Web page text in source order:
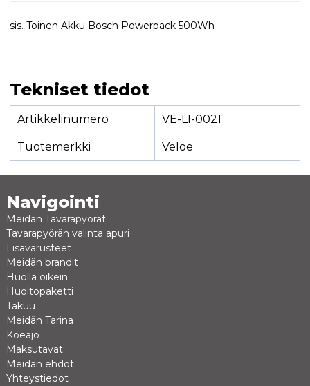
sis. Toinen Akku Bosch Powerpack 500Wh
Tekniset tiedot
Artikkelinumero VE-LI-0021
Tuotemerkki Veloe
Navigointi
Meidän Tavarapyörät
Tavarapyörän valinta apuri
Lisävarusteet
Meidän brandit
Huolla oikein
Huoltopaketti
Takuu
Meidän Tarina
Koeajo
Maksutavat
Meidän ehdot
Yhteystiedot